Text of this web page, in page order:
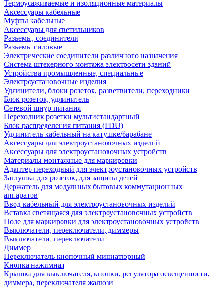
Термоусаживаемые и изоляционные материалы
Аксессуары кабельные
Муфты кабельные
Аксессуары для светильников
Разъемы, соединители
Разъемы силовые
Электрические соединители различного назначения
Система штекерного монтажа электросети зданий
Устройства промышленные, специальные
Электроустановочные изделия
Удлинители, блоки розеток, разветвители, переходники
Блок розеток, удлинитель
Сетевой шнур питания
Переходник розетки мультистандартный
Блок распределения питания (PDU)
Удлинитель кабельный на катушке/барабане
Аксессуары для электроустановочных изделий
Аксессуары для электроустановочных устройств
Материалы монтажные для маркировки
Адаптер переходный для электроустановочных устройств
Заглушка для розеток, для защиты детей
Держатель для модульных бытовых коммутационных
аппаратов
Ввод кабельный для электроустановочных изделий
Вставка светящаяся для электроустановочных устройств
Поле для маркировки для электроустановочных устройств
Выключатели, переключатели, диммеры
Выключатели, переключатели
Диммер
Переключатель кнопочный миниатюрный
Кнопка нажимная
Крышка для выключателя, кнопки, регулятора освещенности,
диммера, переключателя жалюзи